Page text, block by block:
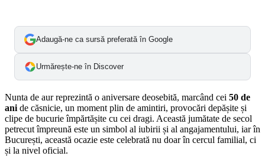
Adaugă-ne ca sursă preferată în Google
Urmărește-ne în Discover
Nunta de aur reprezintă o aniversare deosebită, marcând cei 50 de
ani de căsnicie, un moment plin de amintiri, provocări depășite și
clipe de bucurie împărtășite cu cei dragi. Această jumătate de secol
petrecut împreună este un simbol al iubirii și al angajamentului, iar în
București, această ocazie este celebrată nu doar în cercul familial, ci
și la nivel oficial.